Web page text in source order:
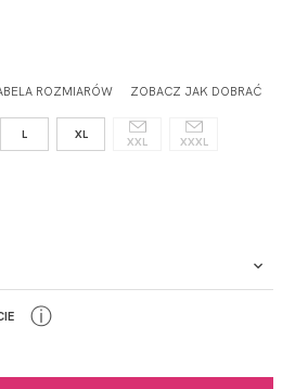
ROZMIARÓW ZOBACZ JAK DOBRAĆ
L XL
XXL XXXL
ⓘ